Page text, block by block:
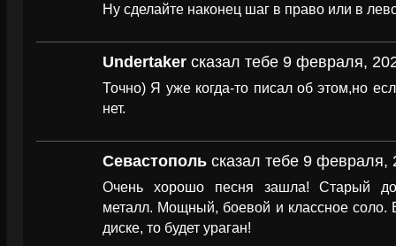
Ну сделайте наконец шаг в право или в
Undertaker сказал тебе 9 февраля,
Точно) Я уже когда-то писал об этом,но
нет.
Севастополь сказал тебе 9 февраля,
Очень хорошо песня зашла! Старый
металл. Мощный, боевой и классное соло.
диске, то будет ураган!